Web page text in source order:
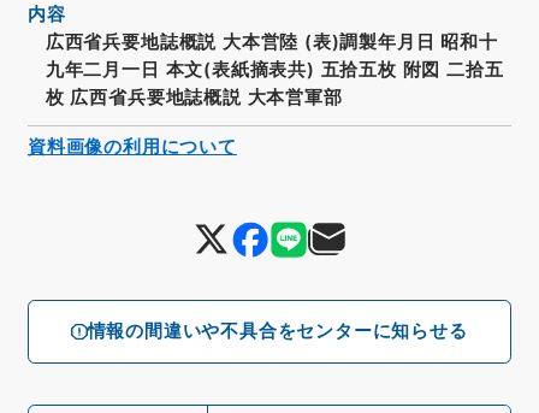
情報の間違いや不具合をセンターに知らせる
内容
広西省兵要地誌概説 大本営陸 (表)調製年月日 昭和十
九年二月一日 本文(表紙摘表共) 五拾五枚 附図 二拾五
枚 広西省兵要地誌概説 大本営軍部
資料画像の利用について